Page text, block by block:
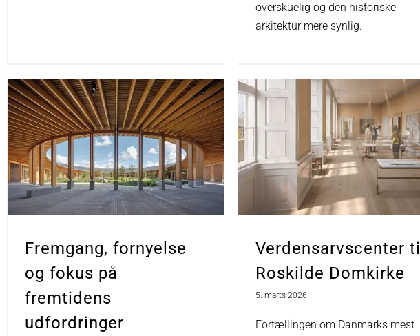
overskuelig og den historiske
arkitektur mere synlig.
Fremgang, fornyelse
og fokus på
fremtidens
udfordringer
Verdensarvscenter til
Roskilde Domkirke
5. marts 2026
Fortællingen om Danmarks mest